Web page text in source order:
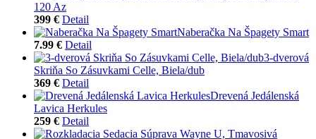
120 Az
399 € Detail
Naberačka Na Špagety Smart
7.99 € Detail
3-dverová
Skriňa So Zásuvkami Celle, Biela/dub
369 € Detail
Drevená Jedálenská
Lavica Herkules
259 € Detail